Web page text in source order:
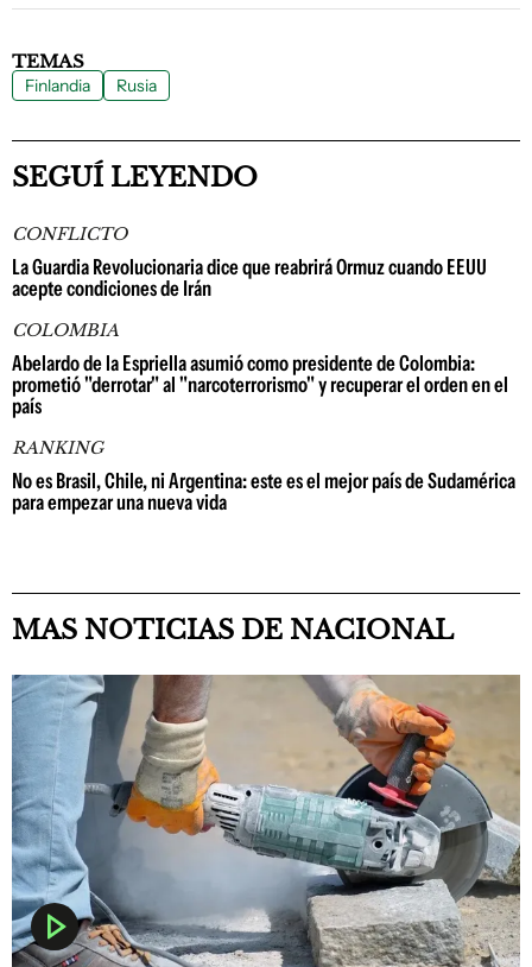
TEMAS
Finlandia Rusia
SEGUÍ LEYENDO
CONFLICTO
La Guardia Revolucionaria dice que reabrirá Ormuz cuando EEUU
acepte condiciones de Irán
COLOMBIA
Abelardo de la Espriella asumió como presidente de Colombia:
prometió "derrotar" al "narcoterrorismo" y recuperar el orden en el
país
RANKING
No es Brasil, Chile, ni Argentina: este es el mejor país de Sudamérica
para empezar una nueva vida
MAS NOTICIAS DE NACIONAL